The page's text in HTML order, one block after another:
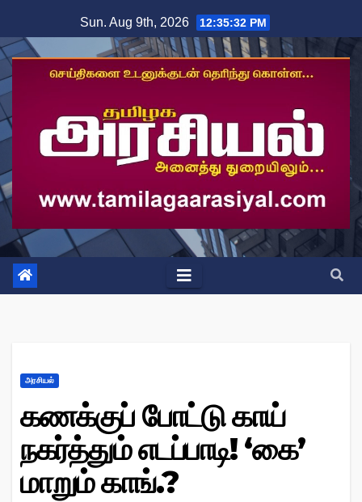
to
content
Sun. Aug 9th, 2026 12:35:32 PM
அரசியல்
கணக்குப் போட்டு காய்
நகர்த்தும் எடப்பாடி! ‘கை’
மாறும் காங்.?